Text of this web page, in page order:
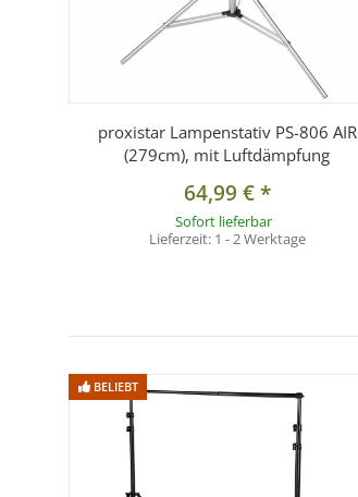
proxistar Lampenstativ PS-806 AIR
(279cm), mit Luftdämpfung
64,99 €*
Sofort lieferbar
Lieferzeit: 1 - 2 Werktage
BELIEBT